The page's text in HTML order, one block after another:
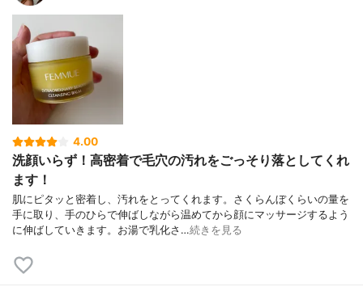
4.00
洗顔いらず！高密着で毛穴の汚れをごっそり落としてくれ
ます！
肌にピタッと密着し、汚れをとってくれます。さくらんぼくらいの量を
手に取り、手のひらで伸ばしながら温めてから顔にマッサージするよう
に伸ばしていきます。お湯で乳化さ…続きを見る